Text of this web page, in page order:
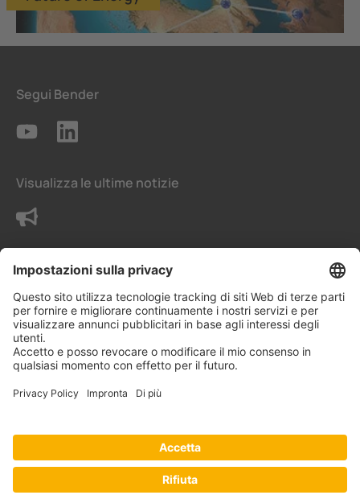
Segui Bender
Visualizza le ultime notizie
Contattaci
Termini e condizioni generali
Informazioni legali